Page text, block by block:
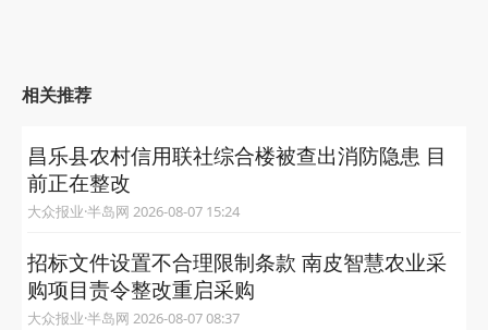
相关推荐
昌乐县农村信用联社综合楼被查出消防隐患 目
前正在整改
大众报业·半岛网 2026-08-07 15:24
招标文件设置不合理限制条款 南皮智慧农业采
购项目责令整改重启采购
大众报业·半岛网 2026-08-07 08:37